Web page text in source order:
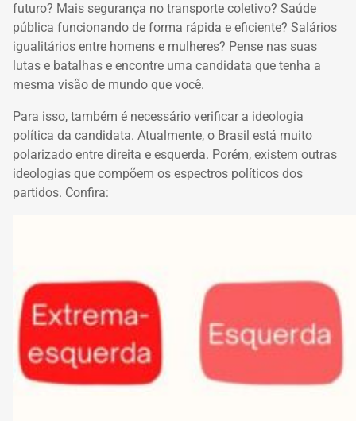
futuro? Mais segurança no transporte coletivo? Saúde
pública funcionando de forma rápida e eficiente? Salários
igualitários entre homens e mulheres? Pense nas suas
lutas e batalhas e encontre uma candidata que tenha a
mesma visão de mundo que você.
Para isso, também é necessário verificar a ideologia
política da candidata. Atualmente, o Brasil está muito
polarizado entre direita e esquerda. Porém, existem outras
ideologias que compõem os espectros políticos dos
partidos. Confira: